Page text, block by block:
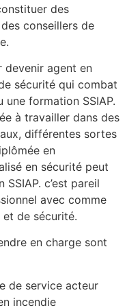
des
conseillers de
devenir agent en
sécurité qui combat
formation SSIAP.
à travailler dans des
différentes sortes
en
en sécurité peut
c’est pareil
avec comme
de sécurité.
en charge sont
de service acteur
incendie